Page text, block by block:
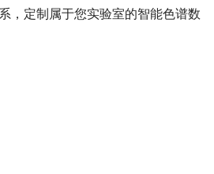
，定制属于您实验室的智能色谱数